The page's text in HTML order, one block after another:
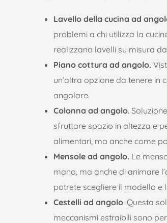
Lavello della cucina ad
problemi a chi utilizza la
realizzano lavelli su misura
Piano cottura ad angolo.
un’altra opzione da tenere
angolare.
Colonna ad angolo.
sfruttare spazio in altezza e
alimentari, ma anche come
Mensole ad angolo. Le
mano, ma anche di animare
potrete scegliere il modello e
Cestelli ad angolo. Questa
meccanismi estraibili sono